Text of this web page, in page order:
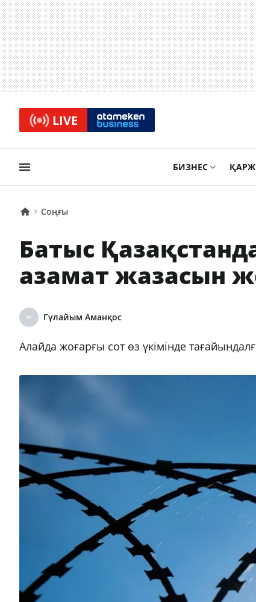
LIVE
БИЗНЕС
Соңғы
Батыс
азамат жазасын
Гүлайым Аманқос
Алайда жоғарғы сот өз үкімінде